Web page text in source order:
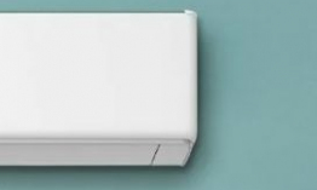
В наличии на складе